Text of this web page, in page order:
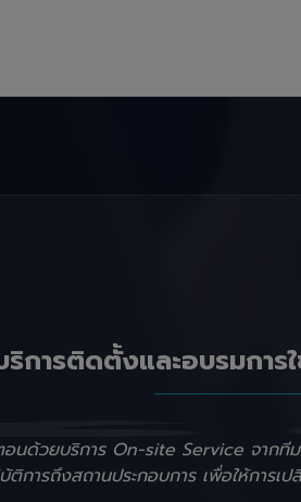
ริการติดตั้งและอบรมการ
อนด้วยบริการ On-site Service จากที
การถึงสถานประกอบการ เพื่อให้การเ